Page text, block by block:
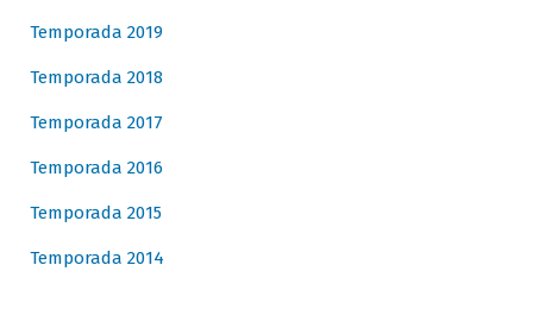
Temporada 2019
Temporada 2018
Temporada 2017
Temporada 2016
Temporada 2015
Temporada 2014